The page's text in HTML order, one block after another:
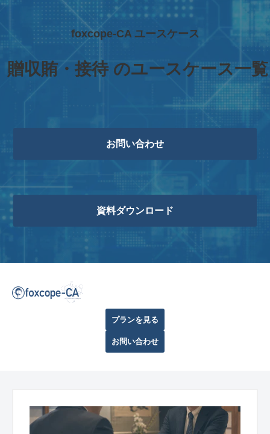
foxcope-CA ユースケース
贈収賄・接待 のユースケース一覧
お問い合わせ
資料ダウンロード
プランを見る
お問い合わせ